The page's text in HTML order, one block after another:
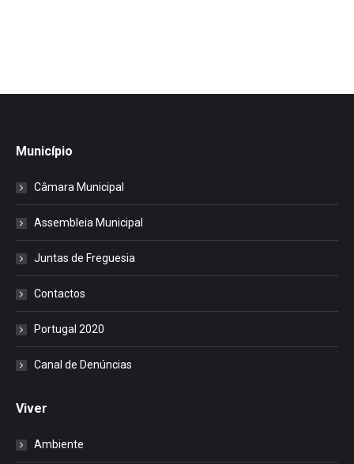
Município
Câmara Municipal
Assembleia Municipal
Juntas de Freguesia
Contactos
Portugal 2020
Canal de Denúncias
Viver
Ambiente